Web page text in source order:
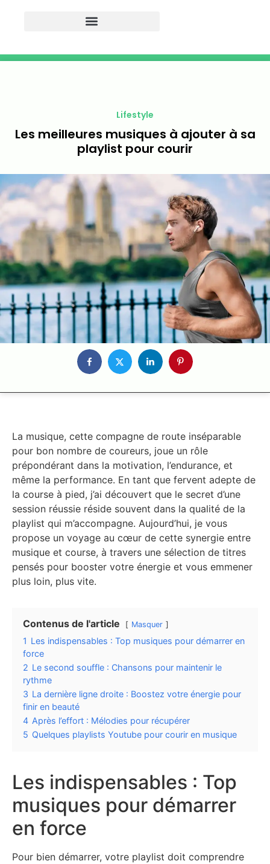
Lifestyle
Les meilleures musiques à ajouter à sa
playlist pour courir
La musique, cette compagne de route inséparable
pour bon nombre de coureurs, joue un rôle
prépondérant dans la motivation, l’endurance, et
même la performance. En tant que fervent adepte de
la course à pied, j’ai découvert que le secret d’une
session réussie réside souvent dans la qualité de la
playlist qui m’accompagne. Aujourd’hui, je vous
propose un voyage au cœur de cette synergie entre
musique et course, à travers une sélection de titres
pensés pour booster votre énergie et vous emmener
plus loin, plus vite.
Contenus de l'article Masquer
1 Les indispensables : Top musiques pour démarrer en
force
2 Le second souffle : Chansons pour maintenir le
rythme
3 La dernière ligne droite : Boostez votre énergie pour
finir en beauté
4 Après l’effort : Mélodies pour récupérer
5 Quelques playlists Youtube pour courir en musique
Les indispensables : Top
musiques pour démarrer
en force
Pour bien démarrer, votre playlist doit comprendre